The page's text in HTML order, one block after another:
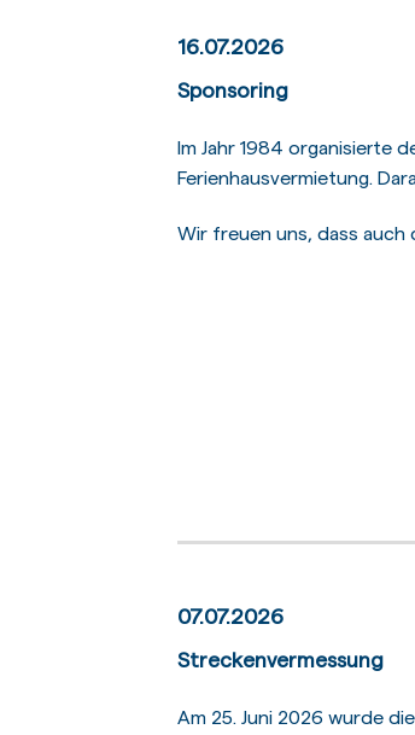
16.07.2026
Sponsoring
Im Jahr 1984 organisierte
Ferienhausvermietung.
Wir freuen uns, dass
07.07.2026
Streckenvermessung
Am 25. Juni 2026 wurde